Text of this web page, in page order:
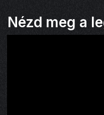
Nézd meg a